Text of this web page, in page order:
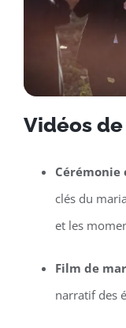
Vidéos
clés du
et les
Film de
narratif des